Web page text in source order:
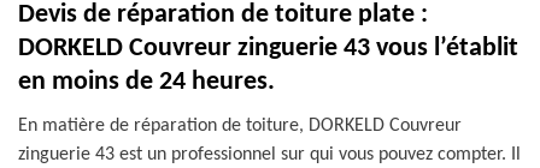
Devis de réparation de toiture plate :
DORKELD Couvreur zinguerie 43 vous l’établit
en moins de 24 heures.
En matière de réparation de toiture, DORKELD Couvreur
zinguerie 43 est un professionnel sur qui vous pouvez compter. Il